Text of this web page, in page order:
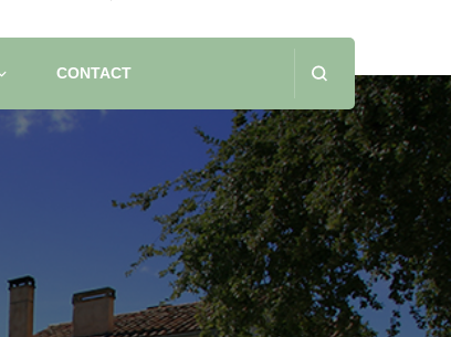
CONTACT